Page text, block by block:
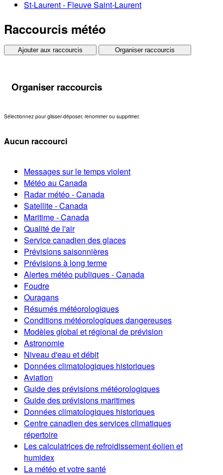
St-Laurent - Fleuve Saint-Laurent
Raccourcis météo
Ajouter aux raccourcis Organiser raccourcis
Organiser raccourcis
Sélectionnez pour glisser-déposer, renommer ou supprimer.
Aucun raccourci
Messages sur le temps violent
Météo au Canada
Radar météo - Canada
Satellite - Canada
Maritime - Canada
Qualité de l'air
Service canadien des glaces
Prévisions saisonnières
Prévisions à long terme
Alertes météo publiques - Canada
Foudre
Ouragans
Résumés météorologiques
Conditions météorologiques dangereuses
Modèles global et régional de prévision
Astronomie
Niveau d'eau et débit
Données climatologiques historiques
Aviation
Guide des prévisions météorologiques
Guide des prévisions maritimes
Données climatologiques historiques
Centre canadien des services climatiques
répertoire
Les calculatrices de refroidissement éolien et
humidex
La météo et votre santé